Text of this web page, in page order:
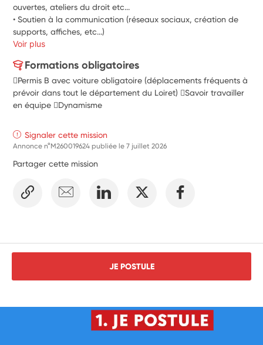
ouvertes, ateliers du droit etc...
• Soutien à la communication (réseaux sociaux, création de
supports, affiches, etc...)
Voir plus
Formations obligatoires
Permis B avec voiture obligatoire (déplacements fréquents à
prévoir dans tout le département du Loiret) Savoir travailler
en équipe Dynamisme
Signaler cette mission
Annonce n°M260019624 publiée le7 juillet 2026
Partager cette mission
JE POSTULE